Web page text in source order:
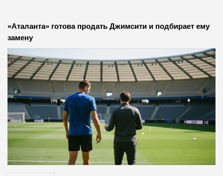
«Аталанта» готова продать Джимсити и подбирает ему
замену